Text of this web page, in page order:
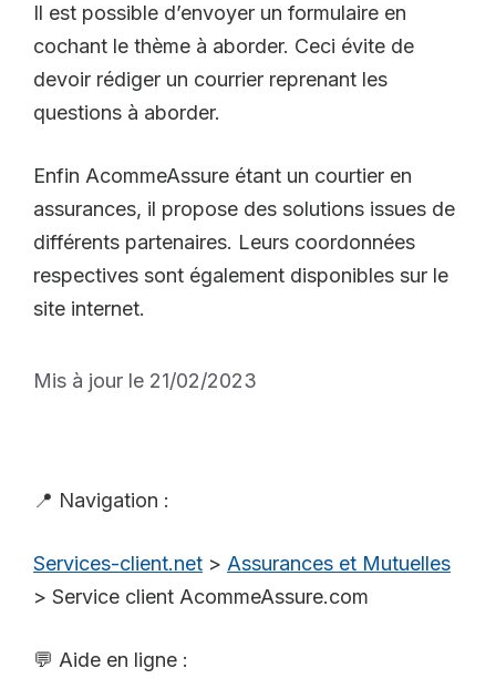
Il est possible d’envoyer un formulaire en
cochant le thème à aborder. Ceci évite de
devoir rédiger un courrier reprenant les
questions à aborder.
Enfin AcommeAssure étant un courtier en
assurances, il propose des solutions issues de
différents partenaires. Leurs coordonnées
respectives sont également disponibles sur le
site internet.
Mis à jour le 21/02/2023
📍 Navigation :
Services-client.net > Assurances et Mutuelles
> Service client AcommeAssure.com
💬 Aide en ligne :